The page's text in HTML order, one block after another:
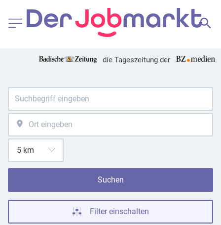
die Tageszeitung der
Suchen
Filter einschalten